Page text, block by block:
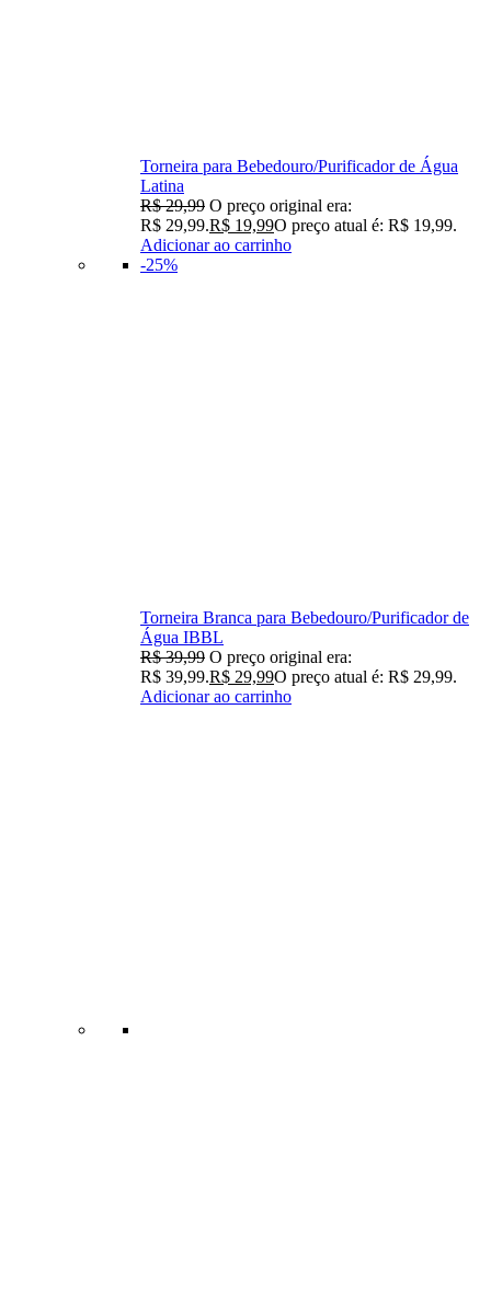
Torneira para Bebedouro/Purificador de Água
Latina
R$29,99 O preço original era:
R$ 29,99.R$ 19,99O preço atual é: R$ 19,99.
Adicionar ao carrinho
-25%
Torneira Branca para Bebedouro/Purificador de
Água IBBL
R$39,99 O preço original era:
R$ 39,99.R$ 29,99O preço atual é: R$ 29,99.
Adicionar ao carrinho